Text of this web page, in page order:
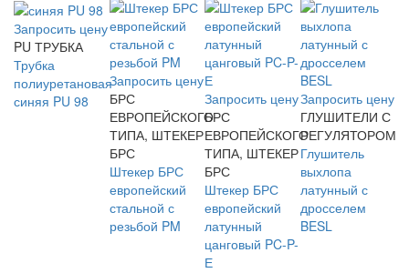
Запросить цену
PU ТРУБКА
Трубка
полиуретановая
синяя PU 98
Запросить цену
БРС
ЕВРОПЕЙСКОГО
ТИПА, ШТЕКЕР
БРС
Штекер БРС
европейский
стальной с
резьбой PM
Запросить цену
БРС
ЕВРОПЕЙСКОГО
ТИПА, ШТЕКЕР
БРС
Штекер БРС
европейский
латунный
цанговый PC-P-
Е
Запросить цену
ГЛУШИТЕЛИ С
РЕГУЛЯТОРОМ
Глушитель
выхлопа
латунный с
дросселем
BESL